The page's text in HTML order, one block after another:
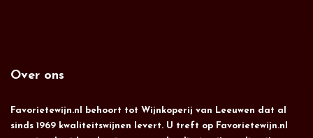
Over ons
Favorietewijn.nl behoort tot Wijnkoperij van Leeuwen dat al
sinds 1969 kwaliteitswijnen levert. U treft op Favorietewijn.nl